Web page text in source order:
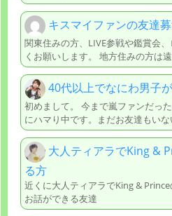
キスマイファンの友達
関東住みの方、LIVE参戦や鑑賞会
くお願いします。 地方住みの方は
40代以上でなにわ男子
初めまして。 今まで嵐ファンだっ
にハマり中です。まだお友達もい
大人ティアラでKing &
る方
近くに大人ティアラでKing &
お話ができる友達